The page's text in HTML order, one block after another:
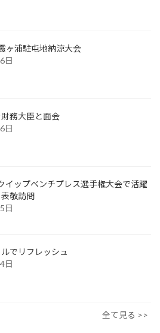
ヶ浦駐屯地納涼大会
日
務大臣と面会
日
イップベンチプレス選手権大会で活躍
敬訪問
日
でリフレッシュ
日
全て見る >>